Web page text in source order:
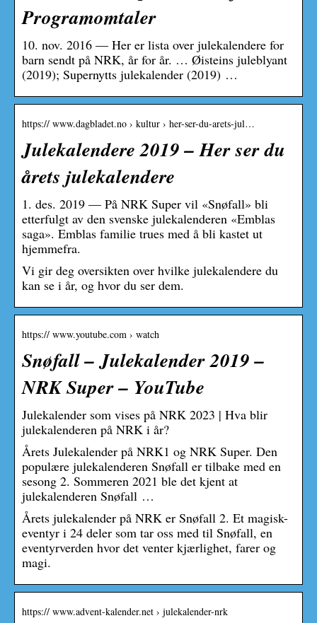
Programomtaler
10. nov. 2016 — Her er lista over julekalendere for
barn sendt på NRK, år for år. … Øisteins juleblyant
(2019); Supernytts julekalender (2019) …
https:// www.dagbladet.no › kultur › her-ser-du-arets-jul…
Julekalendere 2019 – Her ser du
årets julekalendere
1. des. 2019 — På NRK Super vil «Snøfall» bli
etterfulgt av den svenske julekalenderen «Emblas
saga». Emblas familie trues med å bli kastet ut
hjemmefra.
Vi gir deg oversikten over hvilke julekalendere du
kan se i år, og hvor du ser dem.
https:// www.youtube.com › watch
Snøfall – Julekalender 2019 –
NRK Super – YouTube
Julekalender som vises på NRK 2023 | Hva blir
julekalenderen på NRK i år?
Årets Julekalender på NRK1 og NRK Super. Den
populære julekalenderen Snøfall er tilbake med en
sesong 2. Sommeren 2021 ble det kjent at
julekalenderen Snøfall …
Årets julekalender på NRK er Snøfall 2. Et magisk-
eventyr i 24 deler som tar oss med til Snøfall, en
eventyrverden hvor det venter kjærlighet, farer og
magi.
https:// www.advent-kalender.net › julekalender-nrk